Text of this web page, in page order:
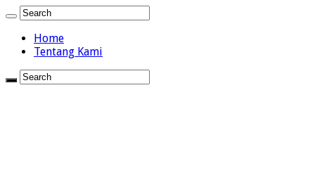
Home
Tentang Kami